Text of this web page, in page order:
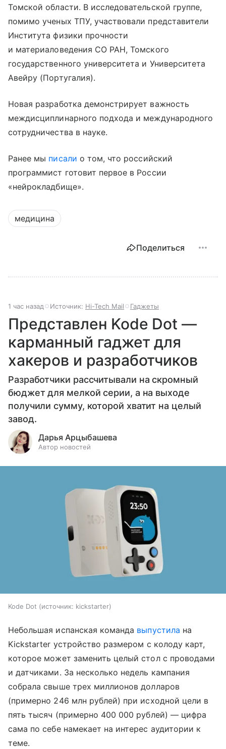
Томской области. В исследовательской группе,
помимо ученых ТПУ, участвовали представители
Института физики прочности
и материаловедения СО РАН, Томского
государственного университета и Университета
Авейру (Португалия).
Новая разработка демонстрирует важность
междисциплинарного подхода и международного
сотрудничества в науке.
Ранее мы писали о том, что российский
программист готовит первое в России
«нейрокладбище».
медицина
Поделиться
1 час назад Источник: Hi-Tech Mail Гаджеты
Представлен Kode Dot —
карманный гаджет для
хакеров и разработчиков
Разработчики рассчитывали на скромный
бюджет для мелкой серии, а на выходе
получили сумму, которой хватит на целый
завод.
Дарья Арцыбашева
Автор новостей
Kode Dot источник: kickstarter
Небольшая испанская команда выпустила на
Kickstarter устройство размером с колоду карт,
которое может заменить целый стол с проводами
и датчиками. За несколько недель кампания
собрала свыше трех миллионов долларов
(примерно 246 млн рублей) при исходной цели в
пять тысяч (примерно 400 000 рублей) — цифра
сама по себе намекает на интерес аудитории к
теме.